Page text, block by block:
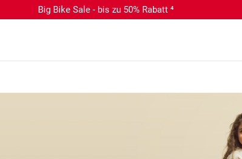
Big Bike Sale - bis zu 50% Rabatt ⁴